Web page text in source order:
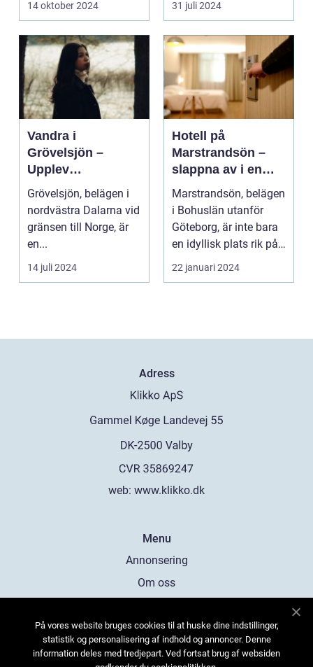
14 oktober 2024 31 juli 2024
Vandra i
Grövelsjön –
Upplev
spektakulär natur
och
vildmarksupplevel
ser på nära håll
Grövelsjön, belägen i
nordvästra Dalarna vid
gränsen till Norge, är
en...
14 juli 2024
Hotell på
Marstrandsön –
slappna av i en
oas vid havet
Marstrandsön, belägen
i Bohuslän utanför
Göteborg, är inte bara
en idyllisk plats rik på
historia oc...
22 januari 2024
Adress
web: www.klikko.dk
Menu
Annonsering
Om oss
Kontakta oss
Sitemap
På vores website bruges cookies til at huske dine indstillinger,
statistik og personalisering af indhold og annoncer. Denne
information deles med tredjepart. Ved fortsat brug af websiden